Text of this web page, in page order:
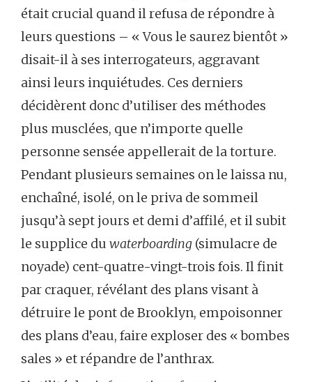
était crucial quand il refusa de répondre à
leurs questions – « Vous le saurez bientôt »
disait-il à ses interrogateurs, aggravant
ainsi leurs inquiétudes. Ces derniers
décidèrent donc d’utiliser des méthodes
plus musclées, que n’importe quelle
personne sensée appellerait de la torture.
Pendant plusieurs semaines on le laissa nu,
enchaîné, isolé, on le priva de sommeil
jusqu’à sept jours et demi d’affilé, et il subit
le supplice du waterboarding (simulacre de
noyade) cent-quatre-vingt-trois fois. Il finit
par craquer, révélant des plans visant à
détruire le pont de Brooklyn, empoisonner
des plans d’eau, faire exploser des « bombes
sales » et répandre de l’anthrax.